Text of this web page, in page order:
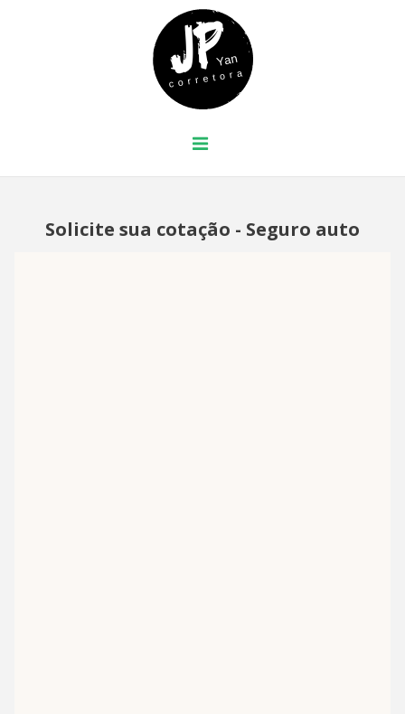
Solicite sua cotação - Seguro auto